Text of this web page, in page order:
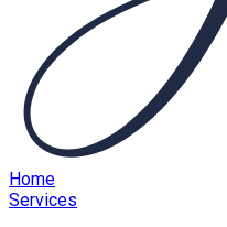
Home
Services